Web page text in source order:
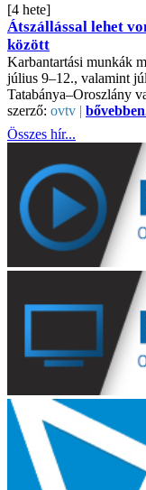
[4 hete]
Átszállással lehet
között
Karbantartási munkák
július 9–12., valamint
Tatabánya–Oroszlány
szerző: ovtv |
Összes hír...